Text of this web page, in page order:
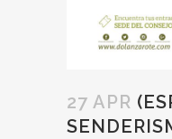
27 APR